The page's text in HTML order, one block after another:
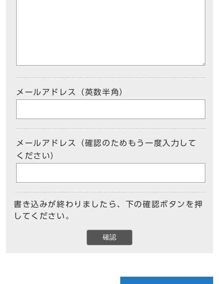
メールアドレス（英数半角）
メールアドレス（確認のためもう一度入力して
ください）
書き込みが終わりましたら、下の確認ボタンを押
してください。
確認